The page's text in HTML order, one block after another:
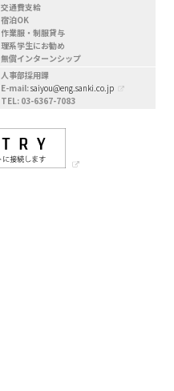
交通費支給
宿泊OK
作業服・制服貸与
理系学生にお勧め
無償インターンシップ
人事部採用課
E-mail:saiyou@eng.sanki.co.jp
TEL: 03-6367-7083